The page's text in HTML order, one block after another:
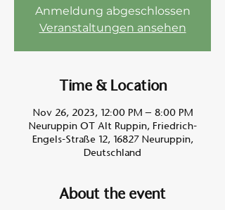
Anmeldung abgeschlossen
Veranstaltungen ansehen
Time & Location
Nov 26, 2023, 12:00 PM – 8:00 PM
Neuruppin OT Alt Ruppin, Friedrich-
Engels-Straße 12, 16827 Neuruppin,
Deutschland
About the event